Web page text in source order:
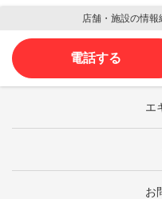
店舗・施設の情
電話する
エ
お